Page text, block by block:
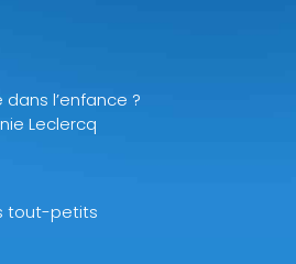
l’enfance ?
Leclercq
tout-petits